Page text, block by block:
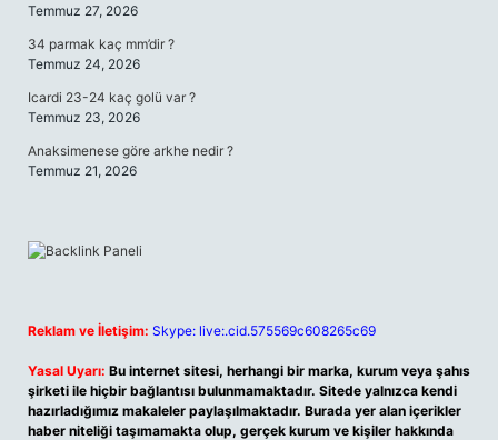
Temmuz 27, 2026
34 parmak kaç mm’dir ?
Temmuz 24, 2026
Icardi 23-24 kaç golü var ?
Temmuz 23, 2026
Anaksimenese göre arkhe nedir ?
Temmuz 21, 2026
Reklam ve İletişim: Skype: live:.cid.575569c608265c69
Yasal Uyarı: Bu internet sitesi, herhangi bir marka, kurum veya şahıs
şirketi ile hiçbir bağlantısı bulunmamaktadır. Sitede yalnızca kendi
hazırladığımız makaleler paylaşılmaktadır. Burada yer alan içerikler
haber niteliği taşımamakta olup, gerçek kurum ve kişiler hakkında